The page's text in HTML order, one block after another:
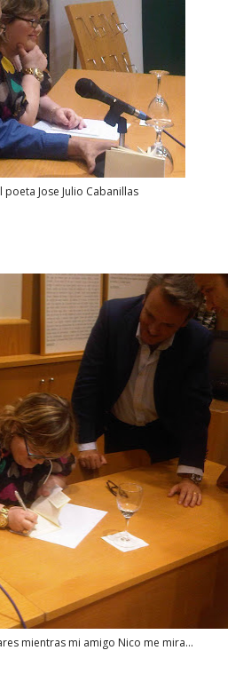
poeta Jose Julio Cabanillas
mientras mi amigo Nico me mira...